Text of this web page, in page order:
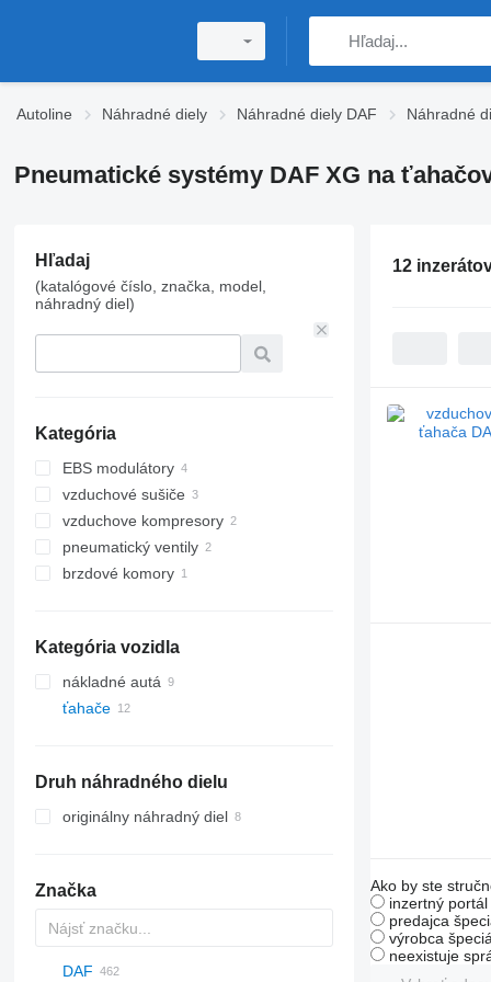
Autoline Náhradné diely Náhradné diely DAF Náhradné
Pneumatické systémy DAF XG na
Hľadaj
(katalógové číslo, značka, model,
náhradný diel)
Kategória
EBS modulátory
vzduchové sušiče
vzduchove kompresory
pneumatický ventily
brzdové komory
Kategória vozidla
nákladné autá
ťahače
Druh náhradného dielu
originálny náhradný diel
Značka
DAF
12
Ako by ste
inzertný
predajca
výrobca
neexistuje